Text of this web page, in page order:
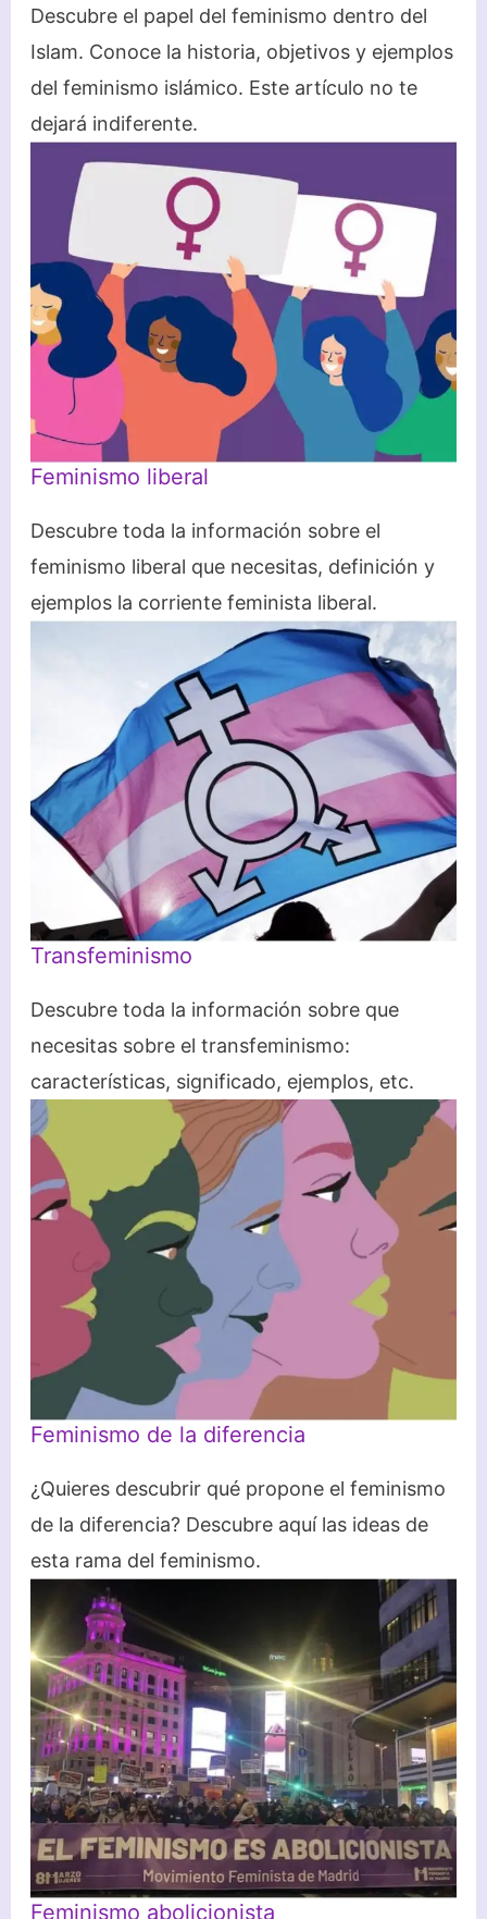
Descubre el papel del feminismo dentro del
Islam. Conoce la historia, objetivos y ejemplos
del feminismo islámico. Este artículo no te
dejará indiferente.
Feminismo liberal
Descubre toda la información sobre el
feminismo liberal que necesitas, definición y
ejemplos la corriente feminista liberal.
Transfeminismo
Descubre toda la información sobre que
necesitas sobre el transfeminismo:
características, significado, ejemplos, etc.
Feminismo de la diferencia
¿Quieres descubrir qué propone el feminismo
de la diferencia? Descubre aquí las ideas de
esta rama del feminismo.
Feminismo abolicionista